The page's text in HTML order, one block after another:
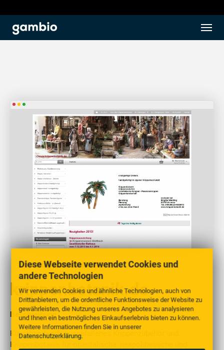
Diese Webseite verwendet Cookies und
andere Technologien
Wir verwenden Cookies und ähnliche Technologien, auch von
Drittanbietern, um die ordentliche Funktionsweise der Website zu
gewährleisten, die Nutzung unseres Angebotes zu analysieren
und Ihnen ein bestmögliches Einkaufserlebnis bieten zu können.
Weitere Informationen finden Sie in unserer
Datenschutzerklärung.
http://krippenbotanik.de
krippenbotanik.de
Beschreibung
Kunsthandwerk, ausgefallenes Krippenzubehör und
Krippenbotanik für orientalische, neapolitanische und